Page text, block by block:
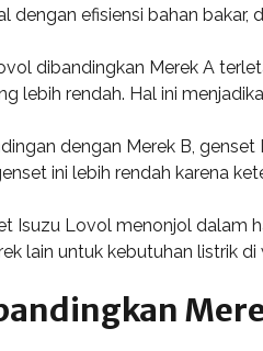
dengan efisiensi bahan
dibandingkan Merek A
lebih rendah. Hal ini
dengan Merek B,
ini lebih rendah karena
Isuzu Lovol menonjol dalam
lain untuk kebutuhan listrik di